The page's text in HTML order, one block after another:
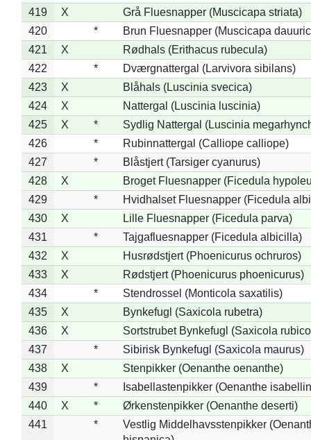
419
X
Grå Fluesnapper (Muscicapa striata)
420
*
Brun Fluesnapper (Muscicapa
421
X
Rødhals (Erithacus rubecula)
422
*
Dværgnattergal (Larvivora sibilans)
423
X
Blåhals (Luscinia svecica)
424
X
Nattergal (Luscinia luscinia)
425
X *
Sydlig Nattergal (Luscinia
426
*
Rubinnattergal (Calliope calliope)
427
*
Blåstjert (Tarsiger cyanurus)
428
X
Broget Fluesnapper (Ficedula
429
*
Hvidhalset Fluesnapper (Ficedula
430
X
Lille Fluesnapper (Ficedula parva)
431
*
Tajgafluesnapper (Ficedula albicilla)
432
X
Husrødstjert (Phoenicurus ochruros)
433
X
Rødstjert (Phoenicurus phoenicurus)
434
*
Stendrossel (Monticola saxatilis)
435
X
Bynkefugl (Saxicola rubetra)
436
X
Sortstrubet Bynkefugl (Saxicola
437
*
Sibirisk Bynkefugl (Saxicola maurus)
438
X
Stenpikker (Oenanthe oenanthe)
439
*
Isabellastenpikker (Oenanthe
440
X *
Ørkenstenpikker (Oenanthe deserti)
441
*
Vestlig Middelhavsstenpikker